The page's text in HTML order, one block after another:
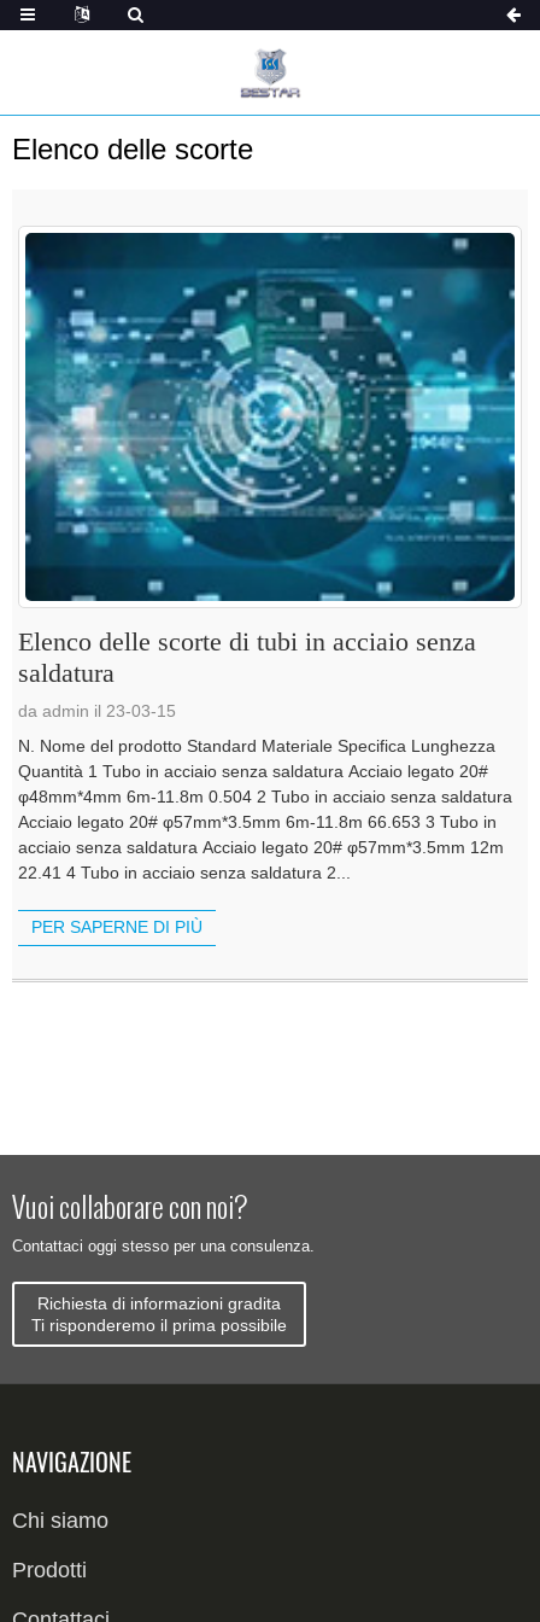
Elenco delle scorte
Elenco delle scorte di tubi in acciaio senza
saldatura
da admin il 23-03-15
N. Nome del prodotto Standard Materiale Specifica Lunghezza
Quantità 1 Tubo in acciaio senza saldatura Acciaio legato 20#
φ48mm*4mm 6m-11.8m 0.504 2 Tubo in acciaio senza saldatura
Acciaio legato 20# φ57mm*3.5mm 6m-11.8m 66.653 3 Tubo in
acciaio senza saldatura Acciaio legato 20# φ57mm*3.5mm 12m
22.41 4 Tubo in acciaio senza saldatura 2...
PER SAPERNE DI PIÙ
Vuoi collaborare con noi?
Contattaci oggi stesso per una consulenza.
Richiesta di informazioni gradita
Ti risponderemo il prima possibile
NAVIGAZIONE
Chi siamo
Prodotti